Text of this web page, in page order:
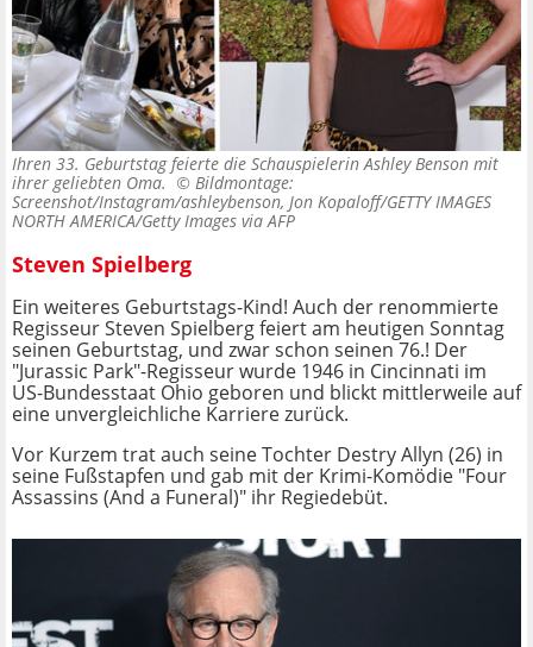
Ihren 33. Geburtstag feierte die Schauspielerin Ashley Benson mit
ihrer geliebten Oma. © Bildmontage:
Screenshot/Instagram/ashleybenson, Jon Kopaloff/GETTY IMAGES
NORTH AMERICA/Getty Images via AFP
Steven Spielberg
Ein weiteres Geburtstags-Kind! Auch der renommierte
Regisseur Steven Spielberg feiert am heutigen Sonntag
seinen Geburtstag, und zwar schon seinen 76.! Der
"Jurassic Park"-Regisseur wurde 1946 in Cincinnati im
US-Bundesstaat Ohio geboren und blickt mittlerweile auf
eine unvergleichliche Karriere zurück.
Vor Kurzem trat auch seine Tochter Destry Allyn (26) in
seine Fußstapfen und gab mit der Krimi-Komödie "Four
Assassins (And a Funeral)" ihr Regiedebüt.